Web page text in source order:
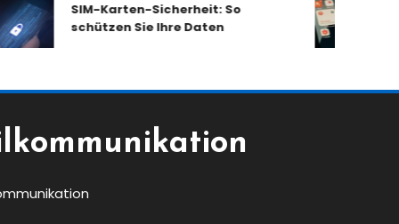
SIM-Karten-Sicherheit: So
schützen Sie Ihre Daten